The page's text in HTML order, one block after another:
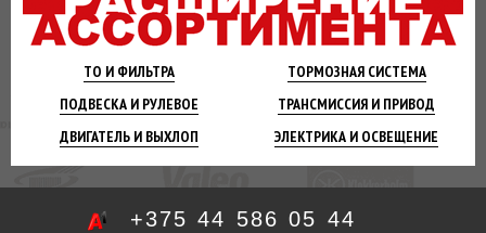
ТО И ФИЛЬТРА ТОРМОЗНАЯСИСТЕМА
ПОДВЕСКА И РУЛЕВОЕ ТРАНСМИССИЯ И ПРИВОД
ДВИГАТЕЛЬ И ВЫХЛОП ЭЛЕКТРИКА И ОСВЕЩЕНИЕ
+375 44 586 05 44